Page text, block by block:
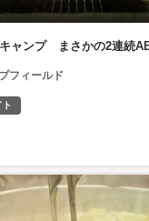
ャンプ まさかの2連続
フィールド
ト